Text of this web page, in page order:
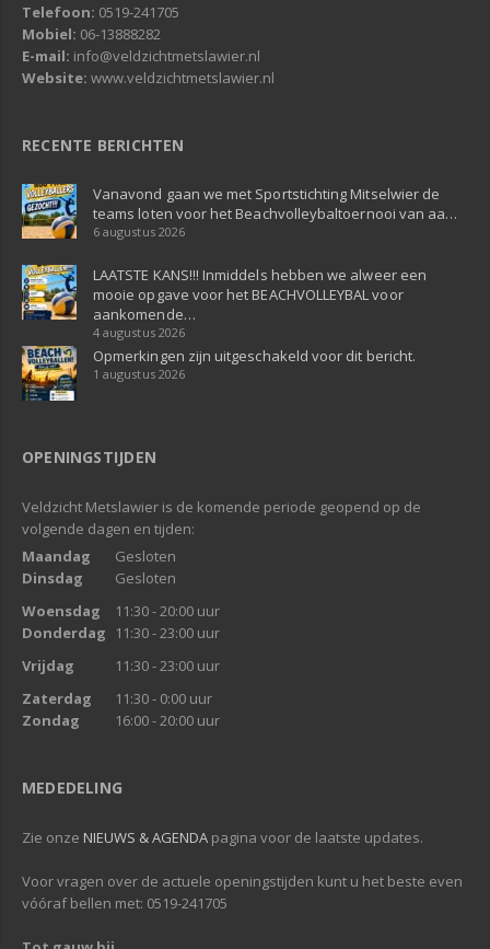
Telefoon: 0519-241705
Mobiel: 06-13888282
E-mail: info@veldzichtmetslawier.nl
Website: www.veldzichtmetslawier.nl
RECENTE BERICHTEN
Vanavond gaan we met Sportstichting Mitselwier de
teams loten voor het Beachvolleybaltoernooi van aa…
6 augustus 2026
LAATSTE KANS!!! Inmiddels hebben we alweer een
mooie opgave voor het BEACHVOLLEYBAL voor
aankomende…
4 augustus 2026
Opmerkingen zijn uitgeschakeld voor dit bericht.
1 augustus 2026
OPENINGSTIJDEN
Veldzicht Metslawier is de komende periode geopend op de
volgende dagen en tijden:
Maandag
Gesloten
Dinsdag
Gesloten
Woensdag
11:30 - 20:00 uur
Donderdag
11:30 - 23:00 uur
Vrijdag
11:30 - 23:00 uur
Zaterdag
11:30 - 0:00 uur
Zondag
16:00 - 20:00 uur
MEDEDELING
Zie onze NIEUWS & AGENDA pagina voor de laatste updates.
Voor vragen over de actuele openingstijden kunt u het beste even
vóóraf bellen met: 0519-241705